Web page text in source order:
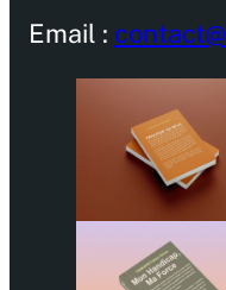
Email :